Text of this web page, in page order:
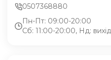
0507368880
Пн-Пт: 09:00-20:00
Сб: 11:00-20:00, Нд: